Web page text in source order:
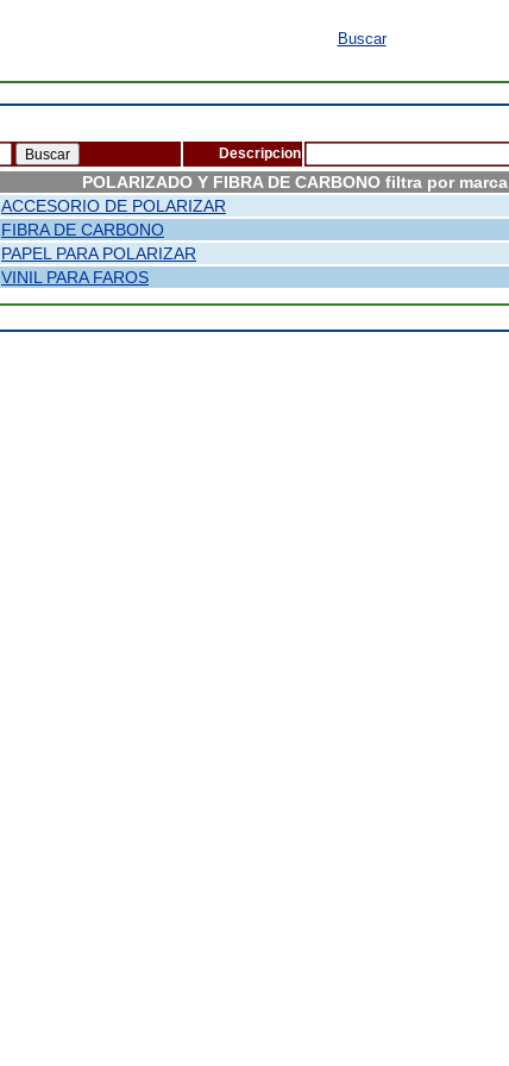
Buscar
Descripcion
POLARIZADO Y FIBRA DE CARBONO filtra por marca
ACCESORIO DE POLARIZAR
FIBRA DE CARBONO
PAPEL PARA POLARIZAR
VINIL PARA FAROS